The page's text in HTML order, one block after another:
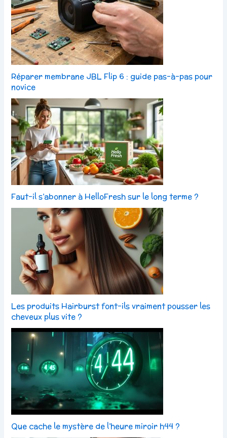
Réparer membrane JBL Flip 6 : guide pas-à-pas pour
novice
Faut-il s’abonner à HelloFresh sur le long terme ?
Les produits Hairburst font-ils vraiment pousser les
cheveux plus vite ?
Que cache le mystère de l’heure miroir h44 ?